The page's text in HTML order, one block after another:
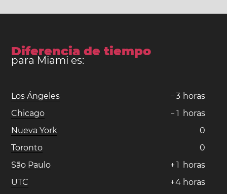
Diferencia de tiempo
para Miami es:
Los Ángeles −3 horas
Chicago
− 1 horas
Nueva York
0
Toronto
0
São Paulo
+ 1 horas
UTC
+4 horas